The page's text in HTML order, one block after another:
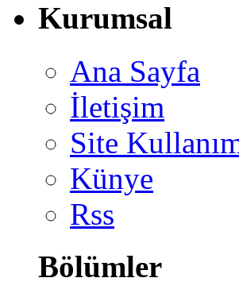
Kurumsal
Ana Sayfa
İletişim
Site
Künye
Rss
Bölümler